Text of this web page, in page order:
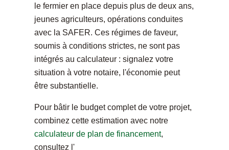
le fermier en place depuis plus de deux ans,
jeunes agriculteurs, opérations conduites
avec la SAFER. Ces régimes de faveur,
soumis à conditions strictes, ne sont pas
intégrés au calculateur : signalez votre
situation à votre notaire, l'économie peut
être substantielle.
Pour bâtir le budget complet de votre projet,
combinez cette estimation avec notre
calculateur de plan de financement,
consultez l'